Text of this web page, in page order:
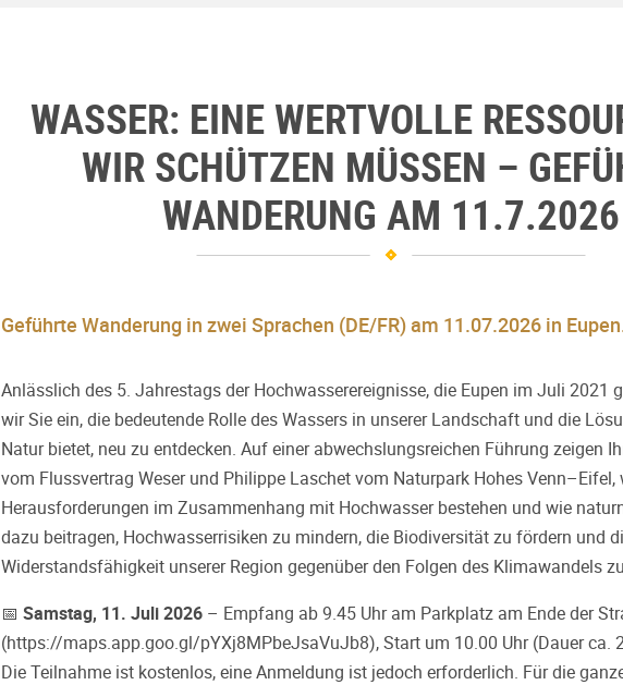
WASSER: EINE WERTVOLLE
WIR SCHÜTZEN MÜSSEN –
WANDERUNG AM 11.7.2026
Geführte Wanderung in zwei Sprachen (DE/FR) am 11.07.2026 in
Anlässlich des 5. Jahrestags der Hochwasserereignisse, die Eupen im Juli 2021
wir Sie ein, die bedeutende Rolle des Wassers in unserer Landschaft und die
Natur bietet, neu zu entdecken. Auf einer abwechslungsreichen Führung zeigen
vom Flussvertrag Weser und Philippe Laschet vom Naturpark Hohes Venn–Eifel,
Herausforderungen im Zusammenhang mit Hochwasser bestehen und wie
dazu beitragen, Hochwasserrisiken zu mindern, die Biodiversität zu fördern und
Widerstandsfähigkeit unserer Region gegenüber den Folgen des Klimawandels
📅 Samstag, 11. Juli 2026 – Empfang ab 9.45 Uhr am Parkplatz am Ende der
(https://maps.app.goo.gl/pYXj8MPbeJsaVuJb8), Start um 10.00 Uhr (Dauer ca.
Die Teilnahme ist kostenlos, eine Anmeldung ist jedoch erforderlich. Für die